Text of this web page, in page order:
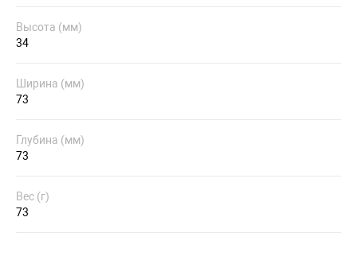
Высота (мм)
34
Ширина (мм)
73
Глубина (мм)
73
Вес (г)
73